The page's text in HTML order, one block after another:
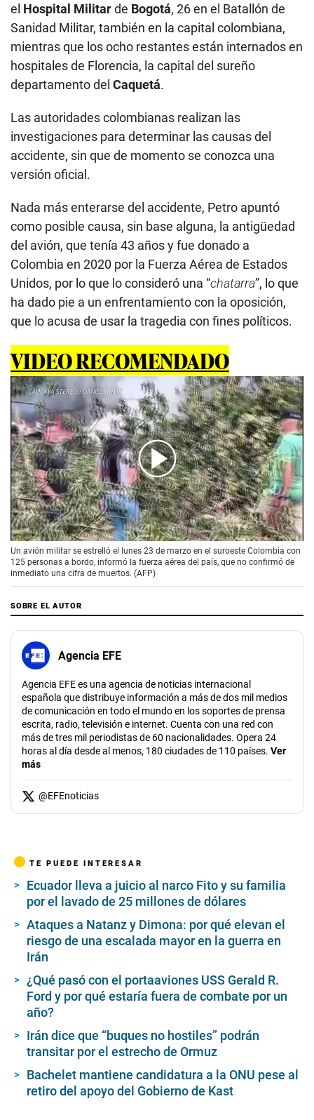
el Hospital Militarde Bogotá, 26 en el Batallón de
Sanidad Militar, también en la capital colombiana,
mientras que los ocho restantes están internados en
hospitales de Florencia, la capital del sureño
departamento del Caquetá.
Las autoridades colombianas realizan las
investigaciones para determinar las causas del
accidente, sin que de momento se conozca una
versión oficial.
Nada más enterarse del accidente, Petro apuntó
como posible causa, sin base alguna, la antigüedad
del avión, que tenía 43 años y fue donado a
Colombia en 2020 por la Fuerza Aérea de Estados
Unidos, por lo que lo consideró una “chatarra”, lo que
ha dado pie a un enfrentamiento con la oposición,
que lo acusa de usar la tragedia con fines políticos.
VIDEO RECOMENDADO
00:00/01:08
Un avión militar se estrelló el lunes 23 de marzo en el suroeste Colombia con
125 personas a bordo, informó la fuerza aérea del país, que no confirmó de
inmediato una cifra de muertos. (AFP)
SOBRE EL AUTOR
Agencia EFE
Agencia EFE es una agencia de noticias internacional
española que distribuye información a más de dos mil medios
de comunicación en todo el mundo en los soportes de prensa
escrita, radio, televisión e internet. Cuenta con una red con
más de tres mil periodistas de 60 nacionalidades. Opera 24
horas al día desde al menos, 180 ciudades de 110 países. Ver
más
@EFEnoticias
TE PUEDE INTERESAR
Ecuador lleva a juicio al narco Fito y su familia
por el lavado de 25 millones de dólares
Ataques a Natanz y Dimona: por qué elevan el
riesgo de una escalada mayor en la guerra en
Irán
¿Qué pasó con el portaaviones USS Gerald R.
Ford y por qué estaría fuera de combate por un
año?
Irán dice que “buques no hostiles” podrán
transitar por el estrecho de Ormuz
Bachelet mantiene candidatura a la ONU pese al
retiro del apoyo del Gobierno de Kast